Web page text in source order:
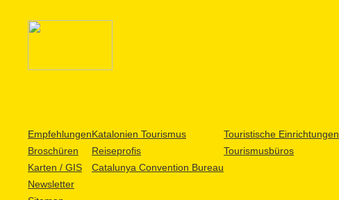
Empfehlungen
Broschüren
Karten / GIS
Newsletter
Katalonien Tourismus
Reiseprofis
Catalunya Convention Bureau
Touristische Einrichtungen
Tourismusbüros